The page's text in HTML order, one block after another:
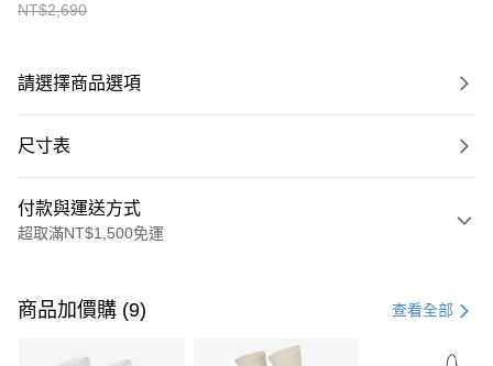
NT$2,690
請選擇商品選項
尺寸表
付款與運送方式
超取滿NT$1,500免運
信用卡一次付款
商品加價購 (9) 查看全部